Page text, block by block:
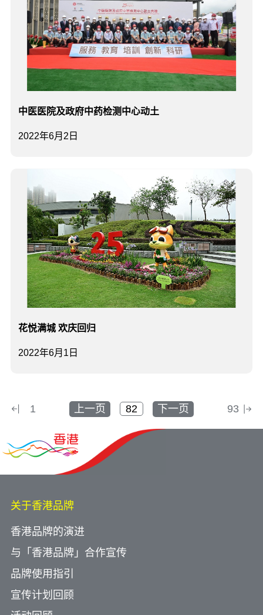
2022年6月2日
中医医院及政府中药检测中心动土
2022年6月1日
花悦满城 欢庆回归
1 上一页 下一页 93
关于香港品牌
香港品牌的演进
与「香港品牌」合作宣传
品牌使用指引
宣传计划回顾